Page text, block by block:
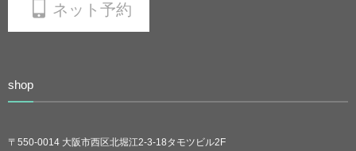
ネット予約
shop
〒550-0014 大阪市西区北堀江2-3-18タモツビル2F